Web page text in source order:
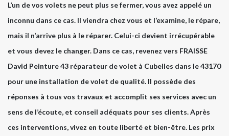
L’un de vos volets ne peut plus se fermer, vous avez appelé un
inconnu dans ce cas. Il viendra chez vous et l’examine, le répare,
mais il n’arrive plus à le réparer. Celui-ci devient irrécupérable
et vous devez le changer. Dans ce cas, revenez vers FRAISSE
David Peinture 43 réparateur de volet à Cubelles dans le 43170
pour une installation de volet de qualité. Il possède des
réponses à tous vos travaux et accomplit ses services avec un
sens de l’écoute, et conseil adéquats pour ses clients. Après
ces interventions, vivez en toute liberté et bien-être. Les prix